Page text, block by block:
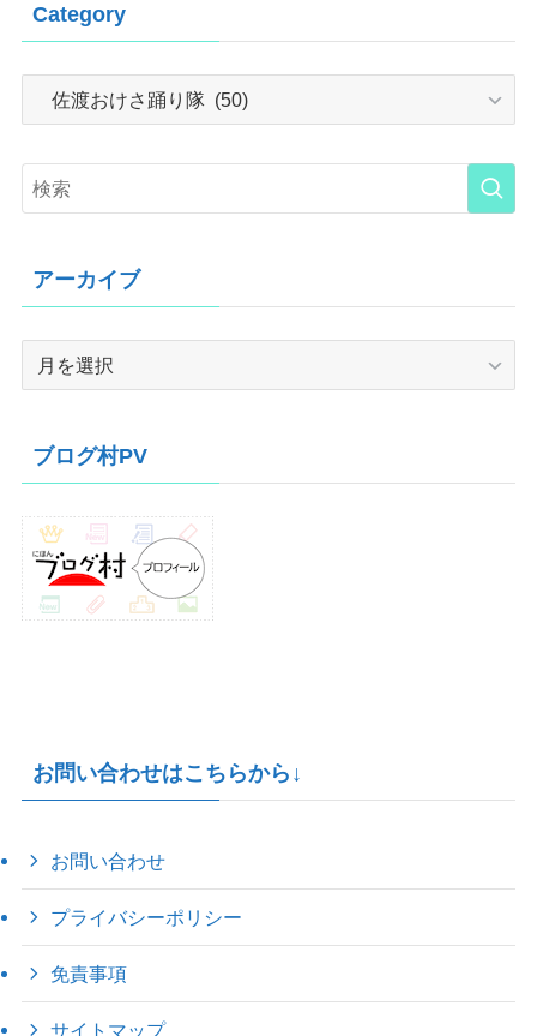
Category
Category
アーカイブ
ブ
ブログ村PV
お問い合わせはこちらから↓
お問い合わせ
プライバシーポリシー
免責事項
サイトマップ